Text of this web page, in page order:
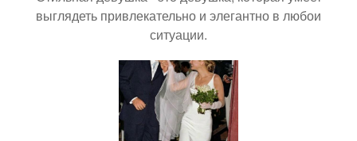
выглядеть привлекательно и элегантно в любои
ситуации.